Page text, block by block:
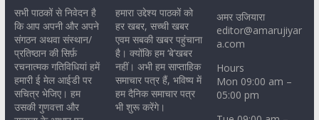
सभी पाठकों से निवेदन है
कि आप अपनी और अपने
संगठन अथवा संस्थान/
प्रतिष्ठान की सिर्फ़
रचनात्मक गतिविधियां हमें
हमारी ई मेल आईडी पर
सचित्र भेजिए। हम
उसकी गुणवत्ता और
हमारा उद्देश्य पाठकों को
हर खबर, सच्ची खबर
एवम सबकी खबर पहुंचाना
है। क्योंकि हम ‘बे’खबर
नहीं। अभी हम साप्ताहिक
समाचार पत्र हैं, भविष्य में
हम दैनिक समाचार पत्र
भी शुरू करेंगे।
अमर उजियारा
editor@amarujiyar
a.com
Hours
Mon 09:00 am –
05:00 pm